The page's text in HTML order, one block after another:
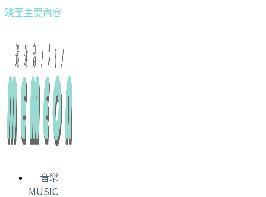
跳至主要內容
音樂
MUSIC